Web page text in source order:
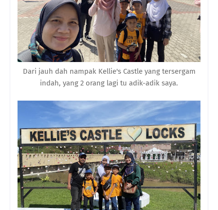
Dari jauh dah nampak Kellie's Castle yang tersergam
indah, yang 2 orang lagi tu adik-adik saya.